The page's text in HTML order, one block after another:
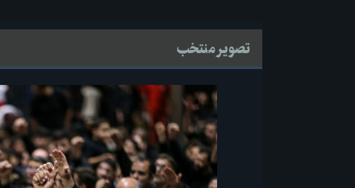
تصویر منتخب